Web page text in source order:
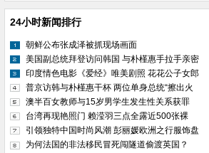
24小时新闻排行
朝鲜公布张成泽被抓现场画面
美国副总统拜登访问韩国 与朴槿惠手拉手亲密
印度情色电影《爱经》唯美剧照 花花公子女郎
普京访韩与朴槿惠干杯 两位单身总统“擦出火
澳半百女教师与15岁男学生发生性关系获罪
台湾再现艳照门 赖滢羽三点全露近500张裸
引领独特中国时尚风潮 彭丽媛欧洲之行服饰盘
为何法国的非法移民冒死闯隧道偷渡英国？